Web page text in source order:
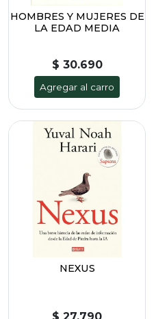
HOMBRES Y MUJERES DE
LA EDAD MEDIA
$ 30.690
Agregar al carro
NEXUS